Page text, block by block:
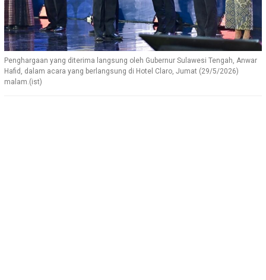
Penghargaan yang diterima langsung oleh Gubernur Sulawesi Tengah, Anwar
Hafid, dalam acara yang berlangsung di Hotel Claro, Jumat (29/5/2026)
malam.(ist)